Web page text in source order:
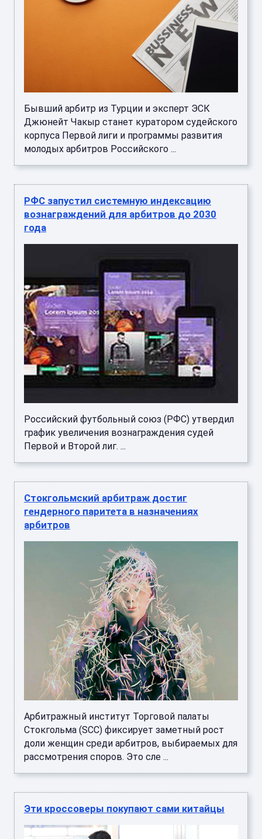
Бывший арбитр из Турции и эксперт ЭСК
Джюнейт Чакыр станет куратором судейского
корпуса Первой лиги и программы развития
молодых арбитров Российского ...
РФС запустил системную индексацию
вознаграждений для арбитров до 2030
года
Российский футбольный союз (РФС) утвердил
график увеличения вознаграждения судей
Первой и Второй лиг. ...
Стокгольмский арбитраж достиг
гендерного паритета в назначениях
арбитров
Арбитражный институт Торговой палаты
Стокгольма (SCC) фиксирует заметный рост
доли женщин среди арбитров, выбираемых для
рассмотрения споров. Это сле ...
Эти кроссоверы покупают сами китайцы